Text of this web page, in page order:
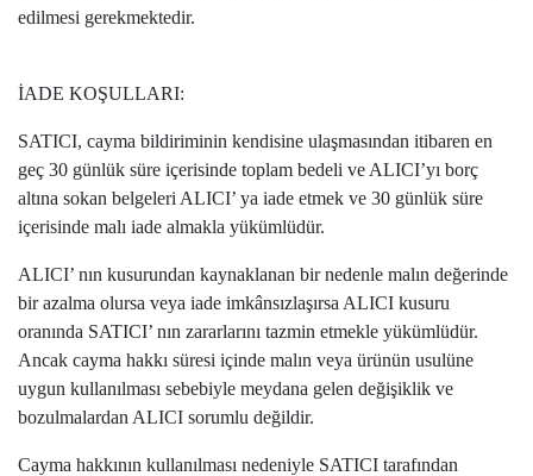
edilmesi gerekmektedir.
İADE KOŞULLARI:
SATICI, cayma bildiriminin kendisine ulaşmasından itibaren en
geç 30 günlük süre içerisinde toplam bedeli ve ALICI’yı borç
altına sokan belgeleri ALICI’ ya iade etmek ve 30 günlük süre
içerisinde malı iade almakla yükümlüdür.
ALICI’ nın kusurundan kaynaklanan bir nedenle malın değerinde
bir azalma olursa veya iade imkânsızlaşırsa ALICI kusuru
oranında SATICI’ nın zararlarını tazmin etmekle yükümlüdür.
Ancak cayma hakkı süresi içinde malın veya ürünün usulüne
uygun kullanılması sebebiyle meydana gelen değişiklik ve
bozulmalardan ALICI sorumlu değildir.
Cayma hakkının kullanılması nedeniyle SATICI tarafından